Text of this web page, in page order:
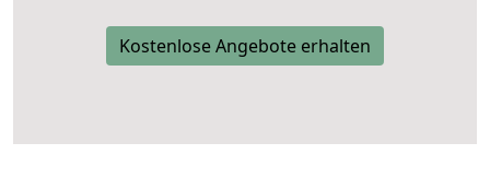
Kostenlose Angebote erhalten